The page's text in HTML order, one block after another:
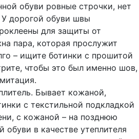
обуви ровные строчки, нет
дорогой обуви швы
для защиты от
пара, которая прослужит
– ищите ботинки с прошитой
чтобы это был именно шов,
Бывает кожаной,
с текстильной подкладкой
с кожаной – на позднюю
обуви в качестве утеплителя